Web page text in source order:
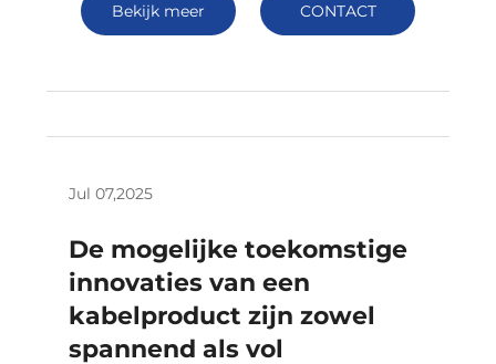
Bekijk meer CONTACT
Jul 07,2025
De mogelijke toekomstige
innovaties van een
kabelproduct zijn zowel
spannend als vol